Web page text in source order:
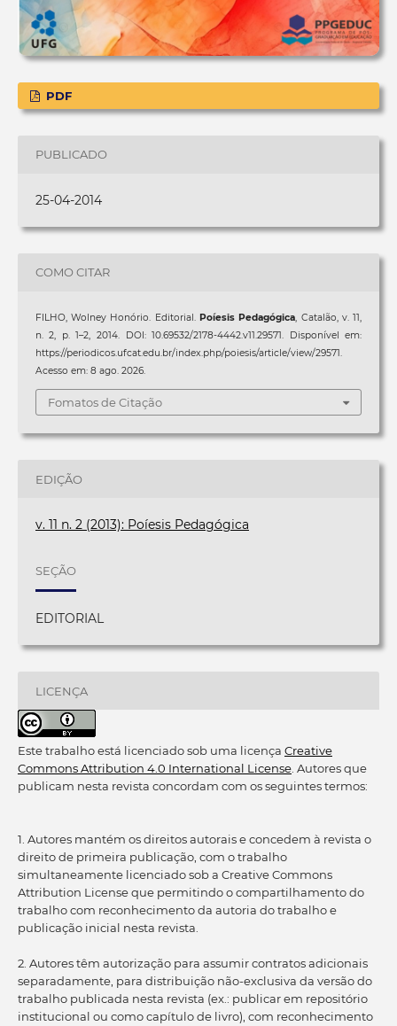
PDF
PUBLICADO
25-04-2014
COMO CITAR
FILHO, Wolney Honório. Editorial. Poíesis Pedagógica, Catalão, v. 11,
n. 2, p. 1–2, 2014. DOI: 10.69532/2178-4442.v11.29571. Disponível em:
https://periodicos.ufcat.edu.br/index.php/poiesis/article/view/29571.
Acesso em: 8 ago. 2026.
Fomatos de Citação
EDIÇÃO
v. 11 n. 2 (2013): Poíesis Pedagógica
SEÇÃO
EDITORIAL
LICENÇA
Este trabalho está licenciado sob uma licença Creative
Commons Attribution 4.0 International License. Autores que
publicam nesta revista concordam com os seguintes termos:
1. Autores mantém os direitos autorais e concedem à revista o
direito de primeira publicação, com o trabalho
simultaneamente licenciado sob a Creative Commons
Attribution License que permitindo o compartilhamento do
trabalho com reconhecimento da autoria do trabalho e
publicação inicial nesta revista.
2. Autores têm autorização para assumir contratos adicionais
separadamente, para distribuição não-exclusiva da versão do
trabalho publicada nesta revista (ex.: publicar em repositório
institucional ou como capítulo de livro), com reconhecimento